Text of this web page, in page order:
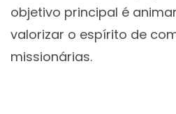
objetivo principal é
valorizar o espírito de
missionárias.